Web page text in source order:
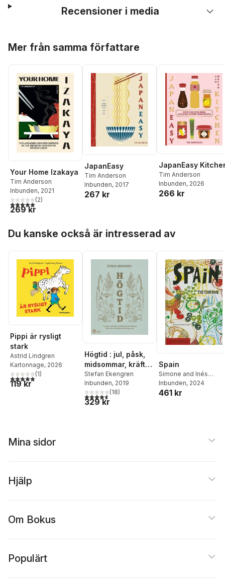
Recensioner i media
Mer från samma författare
Your Home Izakaya
Tim Anderson
Inbunden, 2021
5,0utav 5 stjärnor. Totalt antal röster:
(2)
269 kr
JapanEasy
Tim Anderson
Inbunden, 2017
267 kr
JapanEasy
Tim Anderson
Inbunden, 2026
266 kr
Du kanske också är intresserad av
Pippi är rysligt
stark
Astrid Lindgren
Kartonnage, 2026
5,0utav 5 stjärnor. Totalt antal röster:
(1)
119 kr
Högtid : jul, påsk,
midsommar, kräftor
& surströmming :
alla de klassiska
rätterna (och några
nya)
Stefan Ekengren
Inbunden, 2019
4,6utav 5 stjärnor. Totalt antal röster:
(18)
329 kr
Spain
Simone and Inés
Ortega
Inbunden, 2024
461 kr
Mina sidor
Hjälp
Om Bokus
Populärt